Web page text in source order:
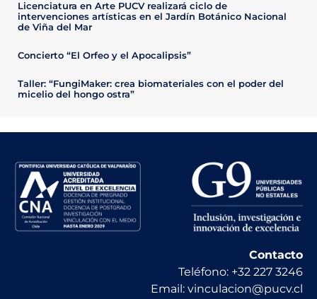
Licenciatura en Arte PUCV realizará ciclo de
intervenciones artísticas en el Jardín Botánico Nacional
de Viña del Mar
Concierto “El Orfeo y el Apocalipsis”
Taller: “FungiMaker: crea biomateriales con el poder del
micelio del hongo ostra”
Contacto
Teléfono: +32 227 3246
Email: vinculacion@pucv.cl